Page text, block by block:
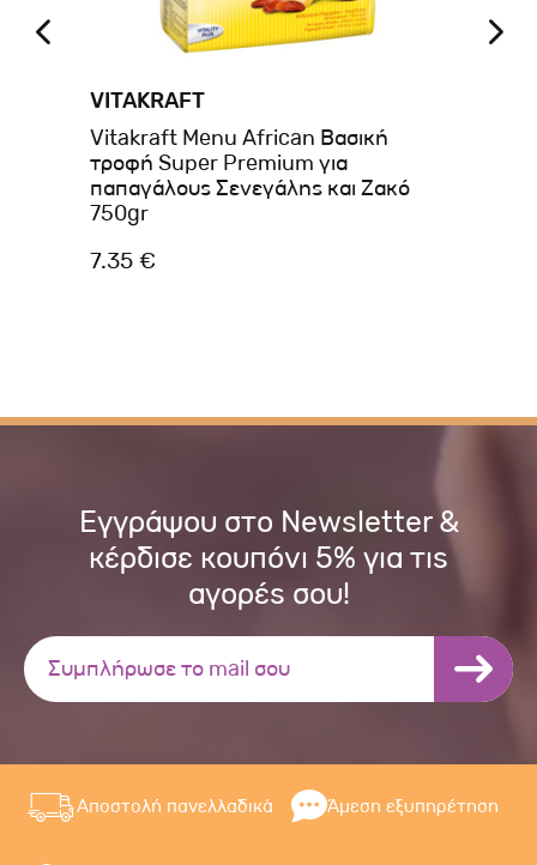
VITAKRAFT
Vitakraft Menu African Βασική
τροφή Super Premium για
παπαγάλους Σενεγάλης και Ζακό
750gr
7.35 €
Εγγράψου στο Newsletter &
κέρδισε κουπόνι 5% για τις
αγορές σου!
Αποστολή πανελλαδικά Άμεση εξυπηρέτηση